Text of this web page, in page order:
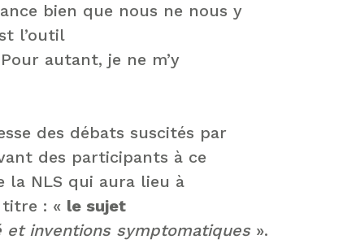
bien que nous ne nous y
l’outil
autant, je ne m’y
des débats suscités par
des participants à ce
la NLS qui aura lieu à
titre : « le sujet
et inventions symptomatiques».